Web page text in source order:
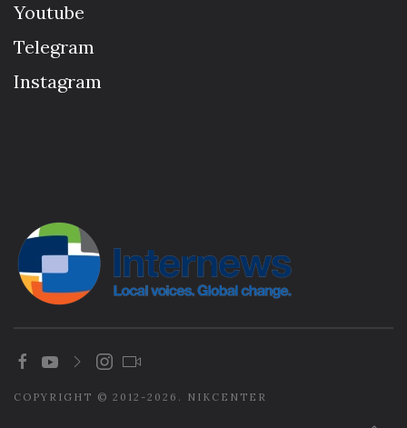
Youtube
Telegram
Instagram
COPYRIGHT © 2012-2026. NIKCENTER